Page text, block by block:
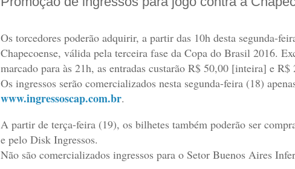
Os torcedores poderão adquirir, a partir das 10h desta segunda-
Chapecoense, válida pela terceira fase da Copa do Brasil 2016.
marcado para às 21h, as entradas custarão R$ 50,00 [inteira] e
Os ingressos serão comercializados nesta segunda-feira (18)
www.ingressoscap.com.br.
A partir de terça-feira (19), os bilhetes também poderão ser
e pelo Disk Ingressos.
Não são comercializados ingressos para o Setor Buenos Aires